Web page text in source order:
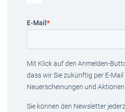
E-Mail *
Mit Klick auf den Anmelden-
dass wir Sie zukünftig per E-Mail
Neuerscheinungen und
Sie können den Newsletter